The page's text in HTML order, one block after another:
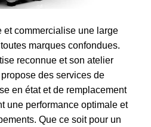
et commercialise une large
marques confondues.
reconnue et son atelier
des services de
en état et de remplacement
une performance optimale et
Que ce soit pour un